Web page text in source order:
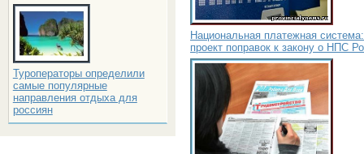
Туроператоры определили
самые популярные
направления отдыха для
россиян
Национальная платежная система:
проект поправок к закону о НПС